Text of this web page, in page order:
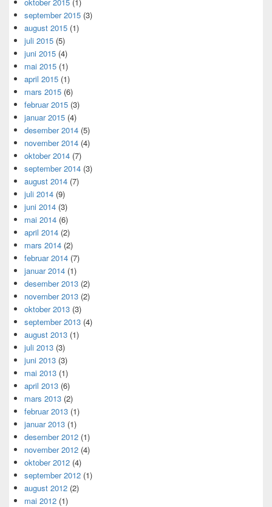
september 2015 (3)
august 2015 (1)
juli 2015 (5)
juni 2015 (4)
mai 2015 (1)
april 2015 (1)
mars 2015 (6)
februar 2015 (3)
januar 2015 (4)
desember 2014 (5)
november 2014 (4)
oktober 2014 (7)
september 2014 (3)
august 2014 (7)
juli 2014 (9)
juni 2014 (3)
mai 2014 (6)
april 2014 (2)
mars 2014 (2)
februar 2014 (7)
januar 2014 (1)
desember 2013 (2)
november 2013 (2)
oktober 2013 (3)
september 2013 (4)
august 2013 (1)
juli 2013 (3)
juni 2013 (3)
mai 2013 (1)
april 2013 (6)
mars 2013 (2)
februar 2013 (1)
januar 2013 (1)
desember 2012 (1)
november 2012 (4)
oktober 2012 (4)
september 2012 (1)
august 2012 (2)
mai 2012 (1)